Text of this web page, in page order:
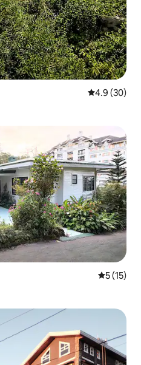
คะแนนเฉลี่ย
4.9 (30)
คะแนนเฉลี่
5 (15)